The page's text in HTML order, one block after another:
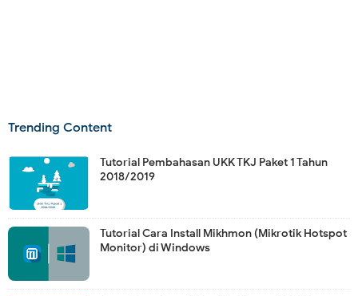
Trending Content
Tutorial Pembahasan UKK TKJ Paket 1 Tahun
2018/2019
Tutorial Cara Install Mikhmon (Mikrotik Hotspot
Monitor) di Windows